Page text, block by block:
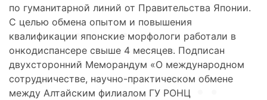
по гуманитарной линий от Правительства Японии.
С целью обмена опытом и повышения
квалификации японские морфологи работали в
онкодиспансере свыше 4 месяцев. Подписан
двухсторонний Меморандум «О международном
сотрудничестве, научно-практическом обмене
между Алтайским филиалом ГУ РОНЦ